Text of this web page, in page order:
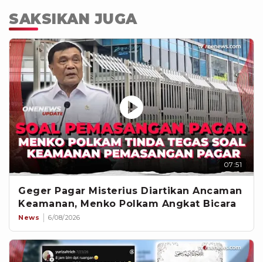
SAKSIKAN JUGA
07:51
Geger Pagar Misterius Diartikan Ancaman
Keamanan, Menko Polkam Angkat Bicara
News 6/08/2026